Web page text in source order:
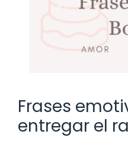
Frases
entregar el